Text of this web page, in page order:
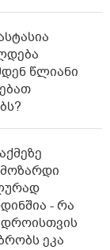
წლიანი
- რა
ეკა